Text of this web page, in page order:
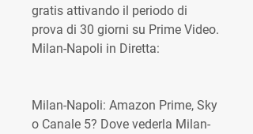
gratis attivando il periodo di
prova di 30 giorni su Prime Video.
Milan-Napoli in Diretta:
Milan-Napoli: Amazon Prime, Sky
o Canale 5? Dove vederla Milan-